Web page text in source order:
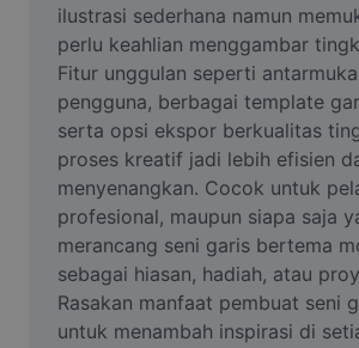
AI Inpainting
Face Cutout
Video
Hapus latar belakang video
Tingkatkan kualitas
Editor Video
ilustrasi sederhana namun
perlu keahlian menggambar
Fitur unggulan seperti
pengguna, berbagai template
serta opsi ekspor berkualitas
proses kreatif jadi lebih efisien
menyenangkan. Cocok untuk
profesional, maupun siapa saja
merancang seni garis bertema
sebagai hiasan, hadiah, atau
Rasakan manfaat pembuat seni
untuk menambah inspirasi di